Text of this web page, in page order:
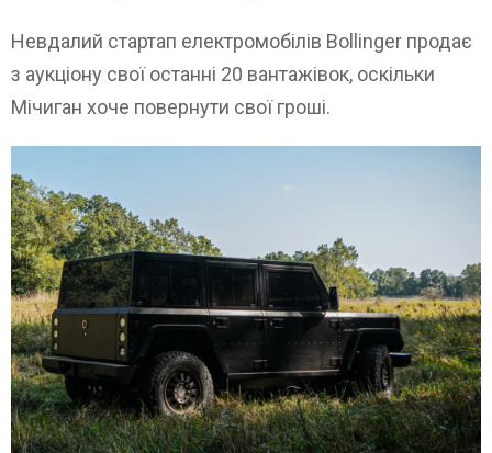
Невдалий стартап електромобілів Bollinger продає
з аукціону свої останні 20 вантажівок, оскільки
Мічиган хоче повернути свої гроші.